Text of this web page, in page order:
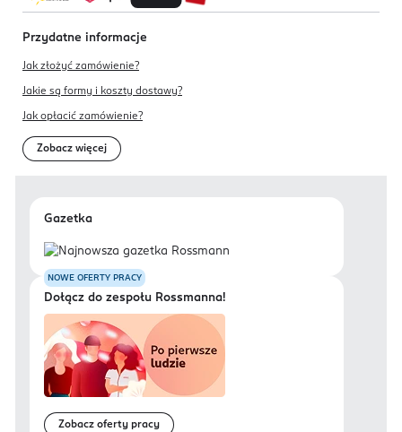
Przydatne informacje
Jak złożyć zamówienie?
Jakie są formy i koszty dostawy?
Jak opłacić zamówienie?
Zobacz więcej
Gazetka
NOWE OFERTY PRACY
Dołącz do zespołu Rossmanna!
Zobacz oferty pracy